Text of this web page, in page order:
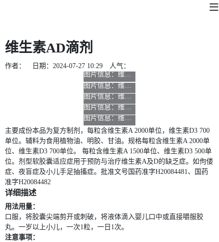
维生素AD滴剂
作者： 日期： 2024-07-27 10:29 人气：
主要成份本品为复方制剂，每粒含维生素A 2000单位，维生素D3 700
单位。辅料为食用植物油、明胶、甘油。规格每粒含维生素A 2000单
位、维生素D3 700单位。 每粒含维生素A 1500单位、维生素D3 500单
位。剂型软胶囊适应症用于预防与治疗维生素A及D的缺乏症。如佝偻
症、夜盲症及小儿手足抽搐症。批准文号国药准字H20084481、国药
准字H20084482
详细描述
用法用量：
口服，将胶囊尖端剪开或刺破，将液体滴入婴儿口中或直接嚼服胶
丸。一岁以上小儿，一次1粒，一日1次。
注意事项：